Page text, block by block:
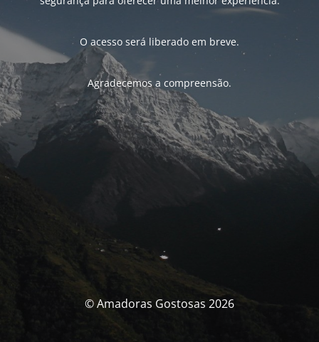
O acesso será liberado em breve.
Agradecemos a compreensão.
© Amadoras Gostosas 2026